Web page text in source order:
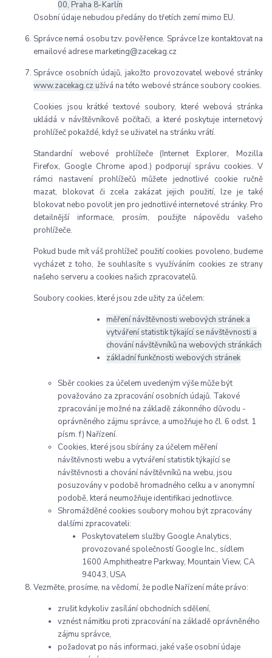
00, Praha 8-Karlín
Osobní údaje nebudou předány do třetích zemí mimo EU.
Správce nemá osobu tzv. pověřence. Správce lze kontaktovat na
emailové adrese marketing@zacekag.cz
Správce osobních údajů, jakožto provozovatel webové stránky
www.zacekag.cz užívá na této webové stránce soubory cookies.
Cookies jsou krátké textové soubory, které webová stránka
ukládá v návštěvníkově počítači, a které poskytuje internetový
prohlížeč pokaždé, když se uživatel na stránku vrátí.
Standardní webové prohlížeče (Internet Explorer, Mozilla
Firefox, Google Chrome apod.) podporují správu cookies. V
rámci nastavení prohlížečů můžete jednotlivé cookie ručně
mazat, blokovat či zcela zakázat jejich použití, lze je také
blokovat nebo povolit jen pro jednotlivé internetové stránky. Pro
detailnější informace, prosím, použijte nápovědu vašeho
prohlížeče.
Pokud bude mít váš prohlížeč použití cookies povoleno, budeme
vycházet z toho, že souhlasíte s využíváním cookies ze strany
našeho serveru a cookies našich zpracovatelů.
Soubory cookies, které jsou zde užity za účelem:
měření návštěvnosti webových stránek a
vytváření statistik týkající se návštěvnosti a
chování návštěvníků na webových stránkách
základní funkčnosti webových stránek
Sběr cookies za účelem uvedeným výše může být
považováno za zpracování osobních údajů. Takové
zpracování je možné na základě zákonného důvodu -
oprávněného zájmu správce, a umožňuje ho čl. 6 odst. 1
písm. f) Nařízení.
Cookies, které jsou sbírány za účelem měření
návštěvnosti webu a vytváření statistik týkající se
návštěvnosti a chování návštěvníků na webu, jsou
posuzovány v podobě hromadného celku a v anonymní
podobě, která neumožňuje identifikaci jednotlivce.
Shromážděné cookies soubory mohou být zpracovány
dalšími zpracovateli:
Poskytovatelem služby Google Analytics,
provozované společností Google Inc., sídlem
1600 Amphitheatre Parkway, Mountain View, CA
94043, USA
Vezměte, prosíme, na vědomí, že podle Nařízení máte právo:
zrušit kdykoliv zasílání obchodních sdělení,
vznést námitku proti zpracování na základě oprávněného
zájmu správce,
požadovat po nás informaci, jaké vaše osobní údaje